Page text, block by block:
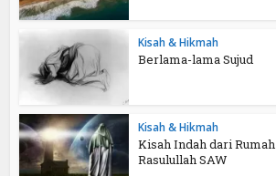
Kisah & Hikmah
Berlama-lama Sujud
Kisah & Hikmah
Kisah Indah dari Rumah
Rasulullah SAW